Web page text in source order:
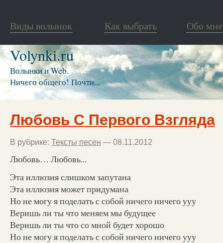
Виды волынок Как выбрать Обо мне
Volynki.ru
Волынки и Web.
Ничего общего! Почти...
Любовь С Первого Взгляда
В рубрике: Тексты песен — 08.11.2012
Любовь… Любовь...
Эта иллюзия слишком запутана
Эта иллюзия может придумана
Но не могу я поделать с собой ничего ничего ууу
Веришь ли ты что меняем мы будущее
Веришь ли ты что со мной будет хорошо
Но не могу я поделать с собой ничего ничего ууу